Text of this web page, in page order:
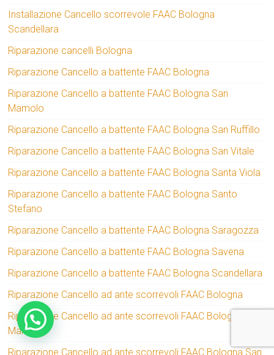
Installazione Cancello scorrevole FAAC Bologna
Scandellara
Riparazione cancelli Bologna
Riparazione Cancello a battente FAAC Bologna
Riparazione Cancello a battente FAAC Bologna San
Mamolo
Riparazione Cancello a battente FAAC Bologna San Ruffillo
Riparazione Cancello a battente FAAC Bologna San Vitale
Riparazione Cancello a battente FAAC Bologna Santa Viola
Riparazione Cancello a battente FAAC Bologna Santo
Stefano
Riparazione Cancello a battente FAAC Bologna Saragozza
Riparazione Cancello a battente FAAC Bologna Savena
Riparazione Cancello a battente FAAC Bologna Scandellara
Riparazione Cancello ad ante scorrevoli FAAC Bologna
Riparazione Cancello ad ante scorrevoli FAAC Bologna San
Mamolo
Riparazione Cancello ad ante scorrevoli FAAC Bologna San